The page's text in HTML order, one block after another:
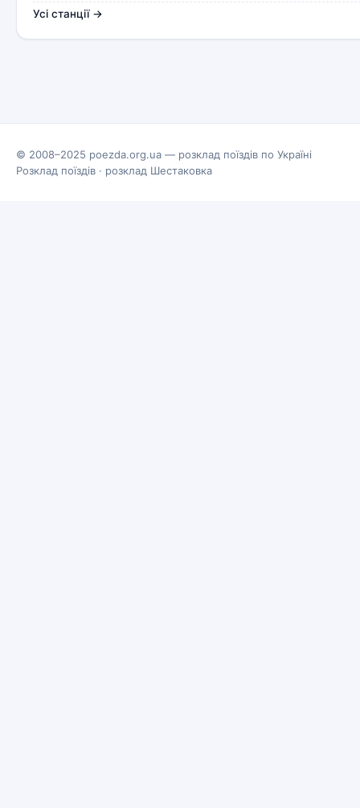
Усі станції →
© 2008–2025 poezda.org.ua — розклад поїздів по Україні
Розклад поїздів · розклад Шестаковка